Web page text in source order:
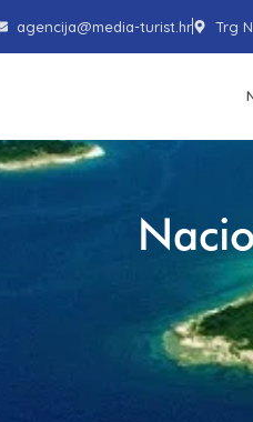
agencija@media-turist.hr Trg